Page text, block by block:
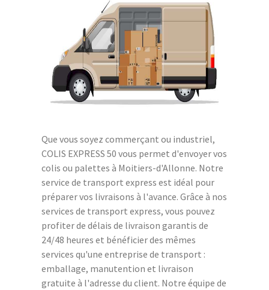
Que vous soyez commerçant ou industriel,
COLIS EXPRESS 50 vous permet d'envoyer vos
colis ou palettes à Moitiers-d'Allonne. Notre
service de transport express est idéal pour
préparer vos livraisons à l'avance. Grâce à nos
services de transport express, vous pouvez
profiter de délais de livraison garantis de
24/48 heures et bénéficier des mêmes
services qu'une entreprise de transport :
emballage, manutention et livraison
gratuite à l'adresse du client. Notre équipe de